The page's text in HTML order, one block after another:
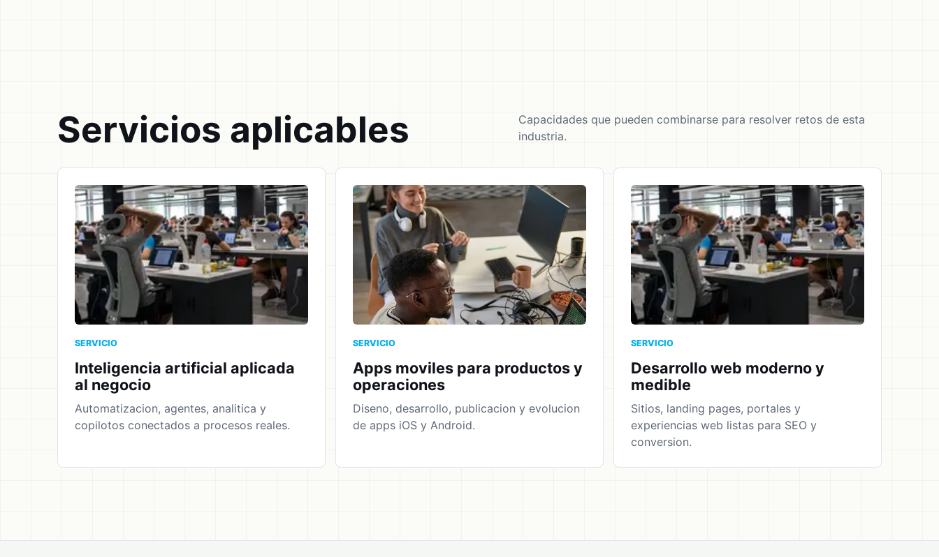
Servicios aplicables
Capacidades que pueden combinarse para resolver retos de esta
industria.
SERVICIO
Inteligencia artificial aplicada
al negocio
Automatizacion, agentes, analitica y
copilotos conectados a procesos reales.
SERVICIO
Apps moviles para productos y
operaciones
Diseno, desarrollo, publicacion y evolucion
de apps iOS y Android.
SERVICIO
Desarrollo web moderno y
medible
Sitios, landing pages, portales y
experiencias web listas para SEO y
conversion.